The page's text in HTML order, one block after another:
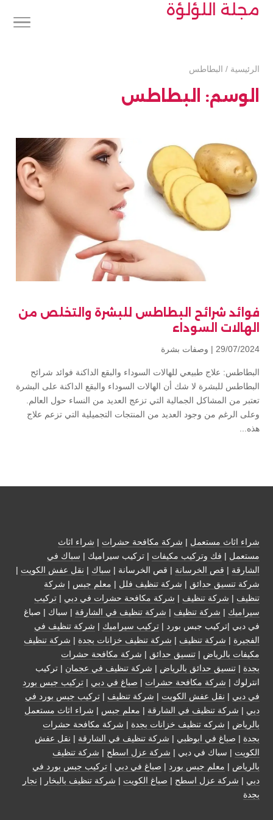
مجلة اللؤلؤة
الرئيسية / البطاطس
الوسم: البطاطس
فوائد شرائح البطاطس للبشرة والتخلص من
الهالات السوداء
29/07/2024 | وصفات بشرة
البطاطس: علاج طبيعي للهالات السوداء والبقع الداكنة فوائد شرائح
البطاطس للبشرة لا شك أن الهالات السوداء والبقع الداكنة على البشرة
تعتبر من المشاكل الجمالية التي تزعج العديد من النساء حول العالم.
وعلى الرغم من وجود العديد من المنتجات التجميلية التي تزعم علاج
هذه...
شراء اثاث مستعمل | شركة مكافحة حشرات | شراء اثاث
مستعمل | فك وتركيب مكيفات | تركيب سيراميك | سباك في
الشارقة | قص الخرسانة | قص الخرسانة | سباك | نقل عفش الكويت |
شركة تنسيق حدائق | شركة تنظيف فلل | معلم جبس | شركة
تنظيف | شركة تنظيف | شركة مكافحة حشرات في دبي | تركيب
سيراميك | شركة تنظيف | شركة تنظيف في الشارقة | سباك | صباغ
في دبي |تركيب جبس بورد | تركيب سيراميك | شركة تنظيف في
الفجيرة | شركة تنظيف | شركة تنظيف خزانات بجدة | شركة تنظيف
مكيفات بالرياض | تنسيق حدائق | شركة مكافحة حشرات
بجدة | تنسيق حدائق بالرياض | شركة تنظيف في عجمان | تركيب
انترلوك | شركة مكافحة حشرات | صباغ في دبي | تركيب جبس بورد
في دبي | نقل عفش الكويت | شركة تنظيف | تركيب جبس بورد في
دبي | شركة تنظيف في الشارقة | معلم جبس | شراء اثاث مستعمل
بالرياض | شركه تنظيف خزانات بجدة | شركة مكافحة حشرات
بجدة | صباغ في ابوظبي | شركة تنظيف في الشارقة | نقل عفش
الكويت | سباك في دبي | شركة عزل اسطح | شركة تنظيف
بالرياض | معلم جبس بورد | صباغ في دبي | تركيب جبس بورد في
دبي | شركة عزل اسطح | صباغ الكويت | شركة تنظيف بالبخار | نجار
بجدة